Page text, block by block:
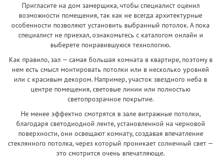
Пригласите на дом замерщика, чтобы специалист оценил
возможности помещения, так как не всегда архитектурные
особенности позволяют установить выбранный потолок. А пока
специалист не приехал, ознакомьтесь с каталогом онлайн и
выберете понравившуюся технологию.
Как правило, зал — самая большая комната в квартире, поэтому в
нем есть смысл монтировать потолки или в несколько уровней
или с красивым декором. Например, участок звездного неба в
центре помещения, световые линии или полностью
светопрозрачное покрытие.
Не менее эффектно смотрятся в зале витражные потолки,
благодаря светодиодной ленте, установленной на черновой
поверхности, они освещают комнату, создавая впечатление
стеклянного потолка, через который проникает солнечный свет —
это смотрится очень впечатляюще.